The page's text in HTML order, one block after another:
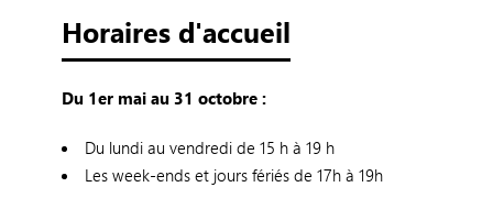
Horaires d'accueil
Du 1er mai au 31 octobre :
Du lundi au vendredi de 15 h à 19 h
Les week-ends et jours fériés de 17h à 19h